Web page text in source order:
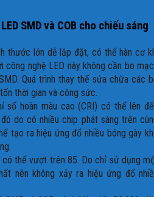
SMD và COB cho chiếu sáng
thước lớn dễ lắp đặt, có thể hàn cơ
công nghệ LED này không cần bo
Quá trình thay thế sửa chữa các
thời gian và công sức.
số hoàn màu cao (CRI) có thể lên
do có nhiều chip phát sáng trên
tạo ra hiệu ứng đổ nhiều bóng gây
có thể vượt trên 85. Do chỉ sử dụng
nên không xảy ra hiệu ứng đổ